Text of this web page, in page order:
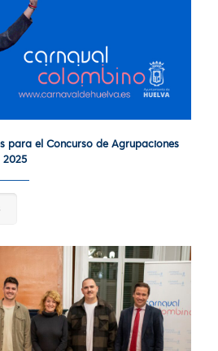
para el Concurso de Agrupaciones